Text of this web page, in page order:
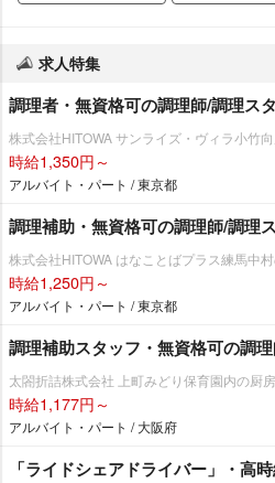
求人特集
調理者・無資格可の調理師/調理ス
株式会社HITOWA サンライズ・ヴィラ小竹
時給1,350円～
アルバイト・パート / 東京都
調理補助・無資格可の調理師/調理
株式会社HITOWA はなことばプラス練馬中
時給1,250円～
アルバイト・パート / 東京都
調理補助スタッフ・無資格可の調
太閤折詰株式会社 上町みどり保育園内の厨房
時給1,177円～
アルバイト・パート / 大阪府
「ライドシェアドライバー」・高